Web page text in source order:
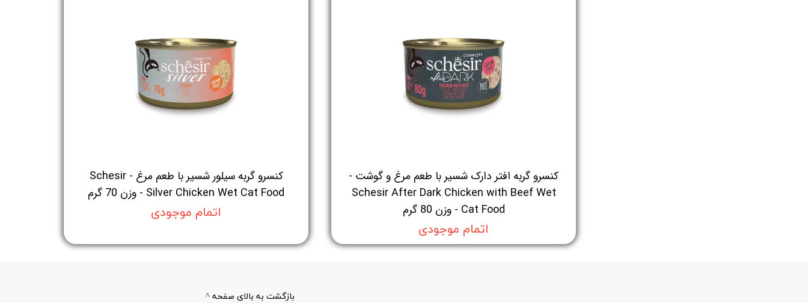
کنسرو گربه افتر دارک شسیر با طعم مرغ و گوشت -
Schesir After Dark Chicken with Beef Wet
Cat Food - وزن 80 گرم
اتمام موجودی
کنسرو گربه سیلور شسیر با طعم مرغ - Schesir
Silver Chicken Wet Cat Food - وزن 70 گرم
اتمام موجودی
بازگشت به بالای صفحه ^